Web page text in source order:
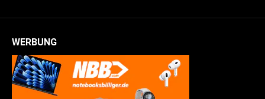
WERBUNG